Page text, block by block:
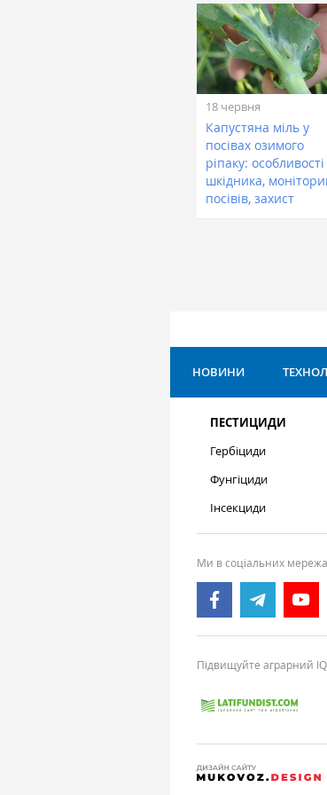
18 червня
Капустяна міль у
посівах озимого
ріпаку: особливості
шкідника,
посівів, захист
НОВИНИ
ПЕСТИЦИДИ
Гербіциди
Фунгіциди
Інсекциди
Ми в соціальних
Підвищуйте аграрний IQ